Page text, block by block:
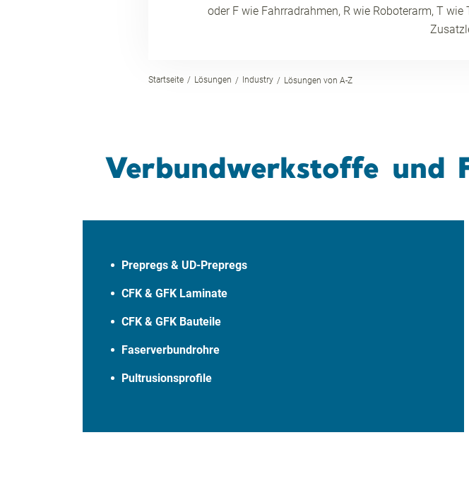
oder F wie Fahrradrahmen, R wie Roboterarm, T
Startseite Lösungen Industry Lösungen von A-Z
Verbundwerkstoffe und
Prepregs & UD-Prepregs
CFK & GFK Laminate
CFK & GFK Bauteile
Faserverbundrohre
Pultrusionsprofile